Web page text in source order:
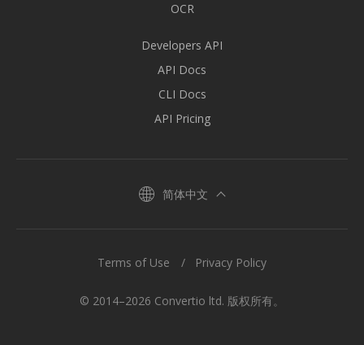
OCR
Developers API
API Docs
CLI Docs
API Pricing
简体中文
© 2014–2026 Convertio ltd. 版权所有。
Terms of Use Privacy Policy